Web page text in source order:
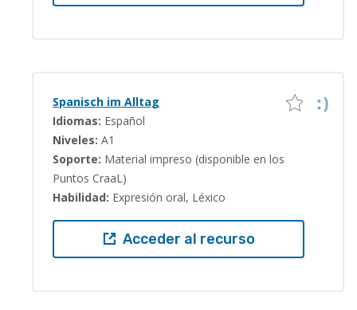
Spanisch im Alltag
Idiomas: Español
Niveles: A1
Soporte: Material impreso (disponible en los
Puntos CraaL)
Habilidad: Expresión oral, Léxico
Acceder al recurso